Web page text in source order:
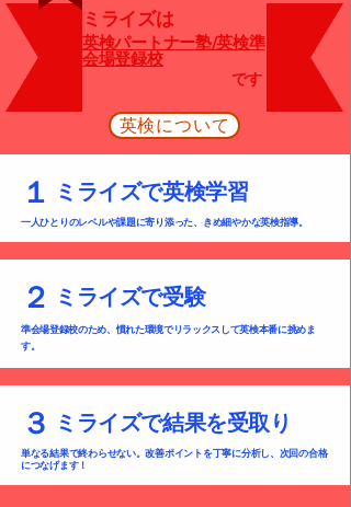
ミライズは
​英検パートナー塾/英検準
会場登録校
です
英検について
​１ ミライズで英検学習
一人ひとりのレベルや課題に寄り添った、きめ細やかな英検指導。
２ ミライズで受験
準会場登録校のため、慣れた環境でリラックスして英検本番に挑めま
す。
３ ​ミライズで結果を受取り
​単なる結果で終わらせない。改善ポイントを丁寧に分析し、次回の合格
につなげます！